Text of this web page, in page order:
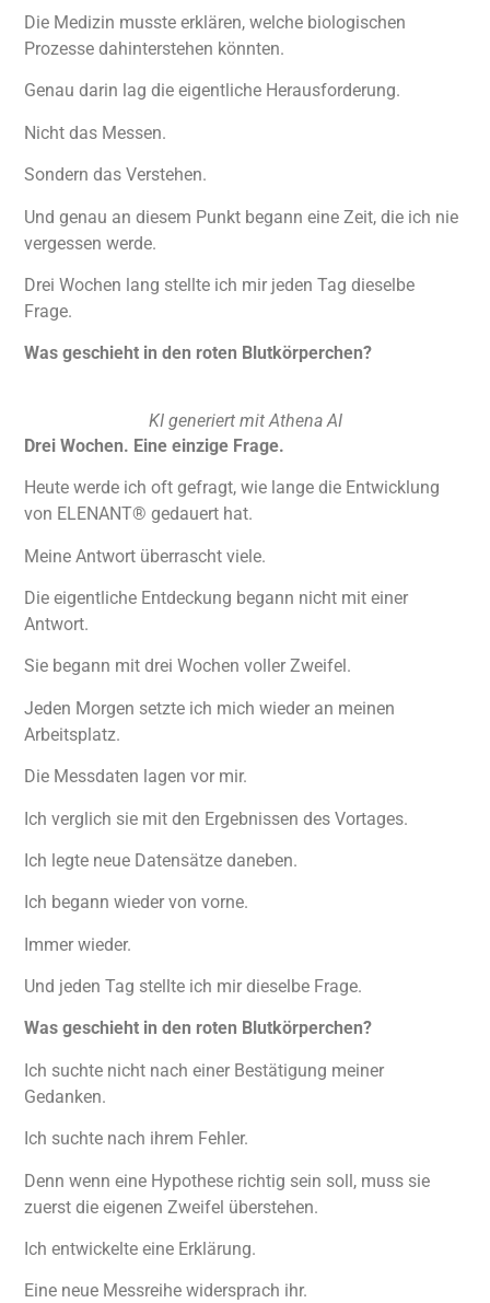
Die Medizin musste erklären, welche biologischen
Prozesse dahinterstehen könnten.
Genau darin lag die eigentliche Herausforderung.
Nicht das Messen.
Sondern das Verstehen.
Und genau an diesem Punkt begann eine Zeit, die ich nie
vergessen werde.
Drei Wochen lang stellte ich mir jeden Tag dieselbe
Frage.
Was geschieht in den roten Blutkörperchen?
KI generiert mit Athena AI
Drei Wochen. Eine einzige Frage.
Heute werde ich oft gefragt, wie lange die Entwicklung
von ELENANT® gedauert hat.
Meine Antwort überrascht viele.
Die eigentliche Entdeckung begann nicht mit einer
Antwort.
Sie begann mit drei Wochen voller Zweifel.
Jeden Morgen setzte ich mich wieder an meinen
Arbeitsplatz.
Die Messdaten lagen vor mir.
Ich verglich sie mit den Ergebnissen des Vortages.
Ich legte neue Datensätze daneben.
Ich begann wieder von vorne.
Immer wieder.
Und jeden Tag stellte ich mir dieselbe Frage.
Was geschieht in den roten Blutkörperchen?
Ich suchte nicht nach einer Bestätigung meiner
Gedanken.
Ich suchte nach ihrem Fehler.
Denn wenn eine Hypothese richtig sein soll, muss sie
zuerst die eigenen Zweifel überstehen.
Ich entwickelte eine Erklärung.
Eine neue Messreihe widersprach ihr.